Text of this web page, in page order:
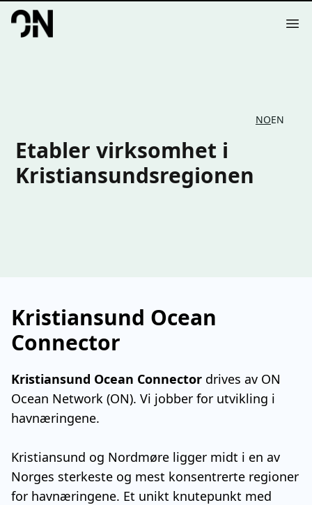
Your Company
NOEN
Etabler virksomhet i
Kristiansundsregionen
Kristiansund Ocean
Connector
Kristiansund Ocean Connector drives av ON
Ocean Network (ON). Vi jobber for utvikling i
havnæringene.
Kristiansund og Nordmøre ligger midt i en av
Norges sterkeste og mest konsentrerte regioner
for havnæringene. Et unikt knutepunkt med